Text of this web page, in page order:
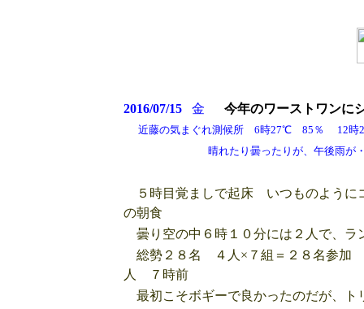
2016/07/15金 今年のワーストワン
近藤の気まぐれ測候所 6時27℃ 85％
晴れたり曇ったりが、午後雨が・・
５時目覚ましで起床 いつものように
の朝食
曇り空の中６時１０分には２人で、ラ
総勢２８名 ４人×７組＝２８名参加
人 ７時前
最初こそボギーで良かったのだが、